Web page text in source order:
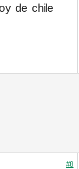
de chile
#8